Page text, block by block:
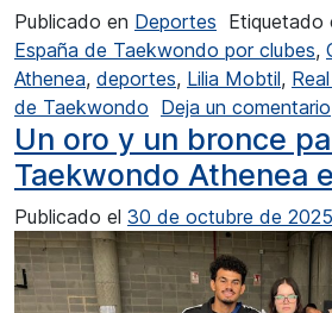
Publicado en Deportes Etiquetado
España de Taekwondo por clubes,
Athenea, deportes, Lilia Mobtil,
de Taekwondo Deja un comentario
Un oro y un bronce
Taekwondo Athenea
Publicado el 30 de octubre de 2025